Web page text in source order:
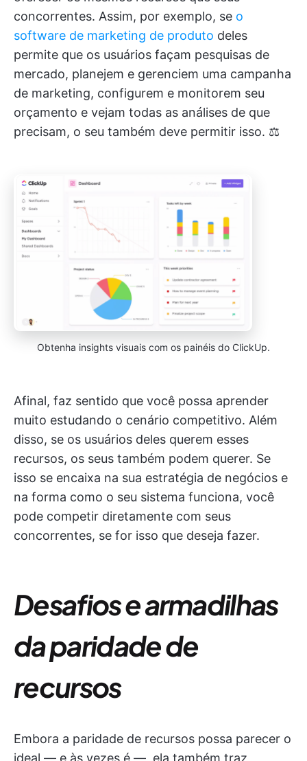
concorrentes. Assim, por exemplo, se o
software de marketing de produto deles
permite que os usuários façam pesquisas de
mercado, planejem e gerenciem uma campanha
de marketing, configurem e monitorem seu
orçamento e vejam todas as análises de que
precisam, o seu também deve permitir isso. ⚖️
Obtenha insights visuais com os painéis do ClickUp.
Afinal, faz sentido que você possa aprender
muito estudando o cenário competitivo. Além
disso, se os usuários deles querem esses
recursos, os seus também podem querer. Se
isso se encaixa na sua estratégia de negócios e
na forma como o seu sistema funciona, você
pode competir diretamente com seus
concorrentes, se for isso que deseja fazer.
Desafios e armadilhas
daparidade de
recursos
Embora a paridade de recursos possa parecer o
ideal — e às vezes é —, ela também traz